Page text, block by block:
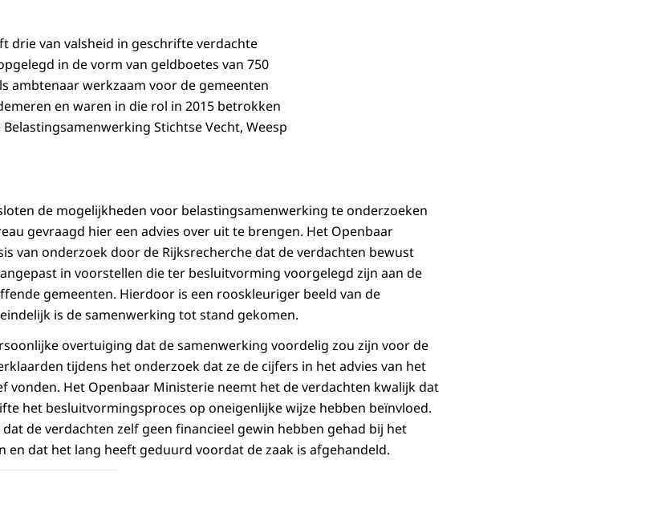
drie van valsheid in geschrifte verdachte
in de vorm van geldboetes van 750
ambtenaar werkzaam voor de gemeenten
en waren in die rol in 2015 betrokken
Stichtse Vecht, Weesp
de mogelijkheden voor belastingsamenwerking te onderzoeken
gevraagd hier een advies over uit te brengen. Het Openbaar
van onderzoek door de Rijksrecherche dat de verdachten bewust
in voorstellen die ter besluitvorming voorgelegd zijn aan de
gemeenten. Hierdoor is een rooskleuriger beeld van de
is de samenwerking tot stand gekomen.
overtuiging dat de samenwerking voordelig zou zijn voor de
tijdens het onderzoek dat ze de cijfers in het advies van het
vonden. Het Openbaar Ministerie neemt het de verdachten kwalijk dat
het besluitvormingsproces op oneigenlijke wijze hebben beïnvloed.
de verdachten zelf geen financieel gewin hebben gehad bij het
en dat het lang heeft geduurd voordat de zaak is afgehandeld.